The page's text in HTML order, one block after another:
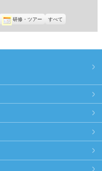
研修・ツアー すべて